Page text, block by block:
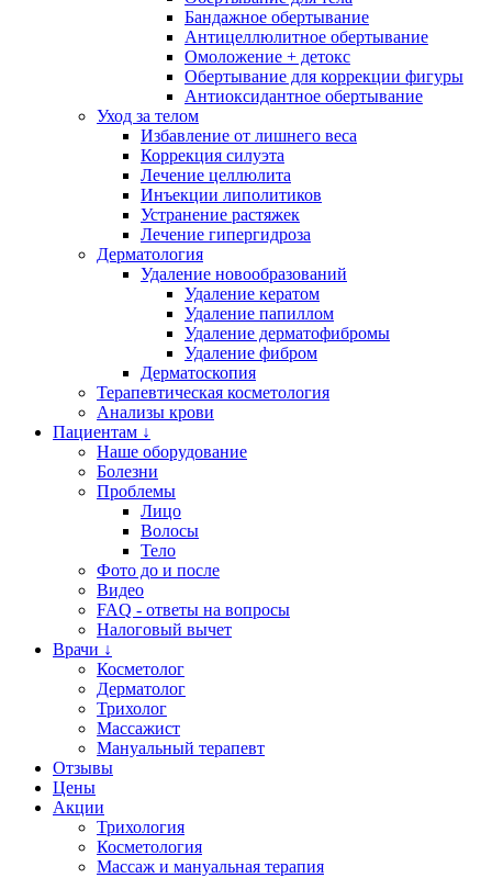
Бандажное обертывание
Антицеллюлитное обертывание
Омоложение + детокс
Обертывание для коррекции фигуры
Антиоксидантное обертывание
Уход за телом
Избавление от лишнего веса
Коррекция силуэта
Лечение целлюлита
Инъекции липолитиков
Устранение растяжек
Лечение гипергидроза
Дерматология
Удаление новообразований
Удаление кератом
Удаление папиллом
Удаление дерматофибромы
Удаление фибром
Дерматоскопия
Терапевтическая косметология
Анализы крови
Пациентам ↓
Наше оборудование
Болезни
Проблемы
Лицо
Волосы
Тело
Фото до и после
Видео
FAQ - ответы на вопросы
Налоговый вычет
Врачи ↓
Косметолог
Дерматолог
Трихолог
Массажист
Мануальный терапевт
Отзывы
Цены
Акции
Трихология
Косметология
Массаж и мануальная терапия